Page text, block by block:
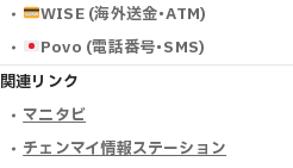
WISE (海外送金･ATM)
Povo (電話番号･SMS)
関連リンク
マニタビ
チェンマイ情報ステーション